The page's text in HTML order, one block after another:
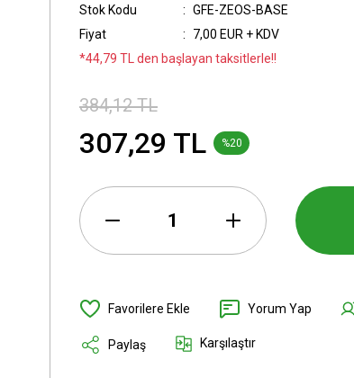
Stok Kodu
GFE-ZEOS-BASE
Fiyat
7,00 EUR + KDV
*44,79 TL den başlayan taksitlerle!!
384,12 TL
307,29 TL %20
Yorum Yap
Paylaş Karşılaştır